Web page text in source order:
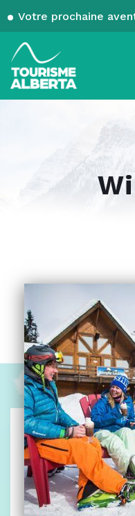
Votre prochaine